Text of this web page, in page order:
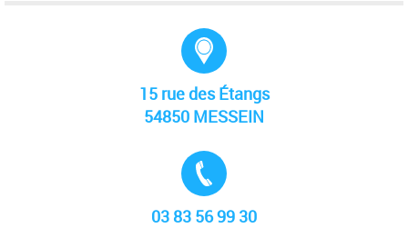
15 rue des Étangs
54850 MESSEIN
03 83 56 99 30